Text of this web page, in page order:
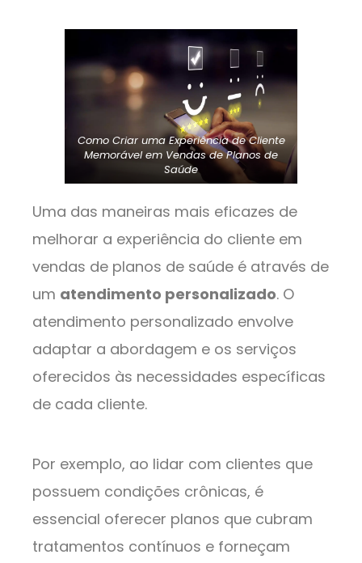
Como Criar uma Experiência de Cliente
Memorável em Vendas de Planos de
Saúde
Uma das maneiras mais eficazes de
melhorar a experiência do cliente em
vendas de planos de saúde é através de
um atendimento personalizado. O
atendimento personalizado envolve
adaptar a abordagem e os serviços
oferecidos às necessidades específicas
de cada cliente.
Por exemplo, ao lidar com clientes que
possuem condições crônicas, é
essencial oferecer planos que cubram
tratamentos contínuos e forneçam